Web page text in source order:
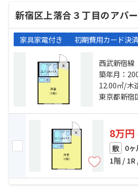
新宿区上落合３丁目のアパ
家具家電付き 初期費用カード決
西武新宿線
線「落合」駅 徒歩
野」駅 徒歩
築年月：
12.00㎡/木
東京都新宿
8万円
敷 0ヶ
1階 /